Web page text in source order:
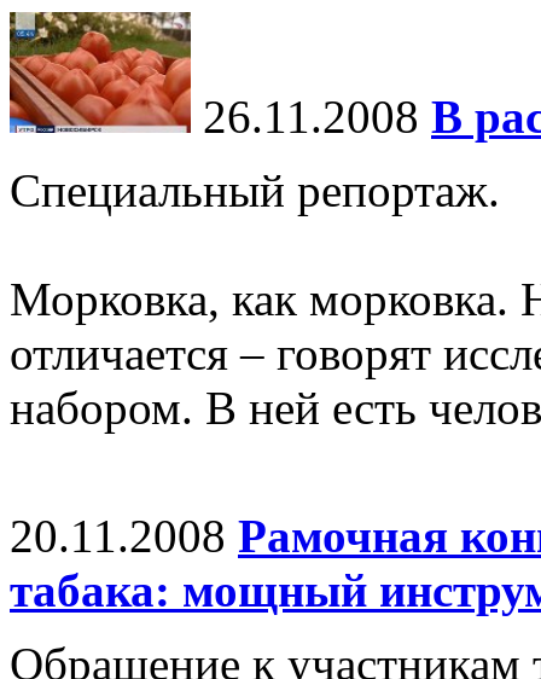
26.11.2008 В
Специальный репортаж.
Морковка, как
отличается – говорят
набором. В ней есть
20.11.2008 Рамочная
табака: мощный
Обращение к участникам